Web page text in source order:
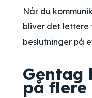
Når du
bliver det
beslutninger på
Gentag
på